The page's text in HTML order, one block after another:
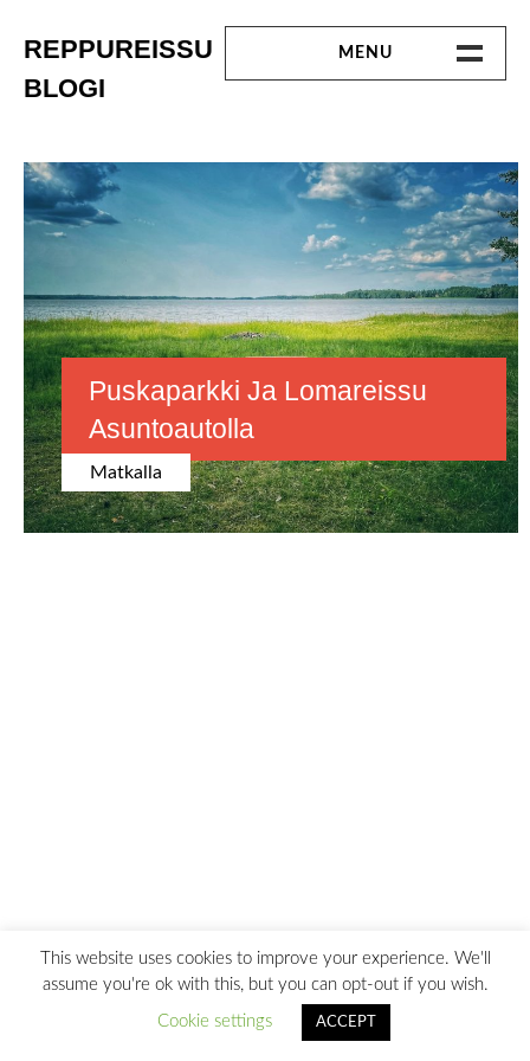
REPPUREISSU
BLOGI
MENU
MATKALLA
LINKKEJÄ
OTA YHTEYTTÄ
Kuukausi: heinäkuu 2023
Puskaparkki Ja Lomareissu
Asuntoautolla
Matkalla
This website uses cookies to improve your experience. We'll
assume you're ok with this, but you can opt-out if you wish.
Cookie settings ACCEPT